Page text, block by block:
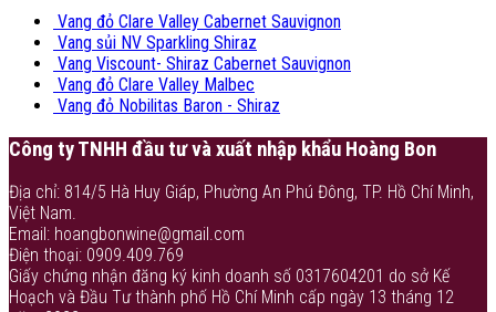
Vang đỏ Clare Valley Cabernet Sauvignon
Vang sủi NV Sparkling Shiraz
Vang Viscount- Shiraz Cabernet Sauvignon
Vang đỏ Clare Valley Malbec
Vang đỏ Nobilitas Baron - Shiraz
Công ty TNHH đầu tư và xuất nhập khẩu Hoàng Bon
Địa chỉ: 814/5 Hà Huy Giáp, Phường An Phú Đông, TP. Hồ Chí Minh,
Việt Nam.
Email: hoangbonwine@gmail.com
Điện thoại: 0909.409.769
Giấy chứng nhận đăng ký kinh doanh số 0317604201 do sở Kế
Hoạch và Đầu Tư thành phố Hồ Chí Minh cấp ngày 13 tháng 12